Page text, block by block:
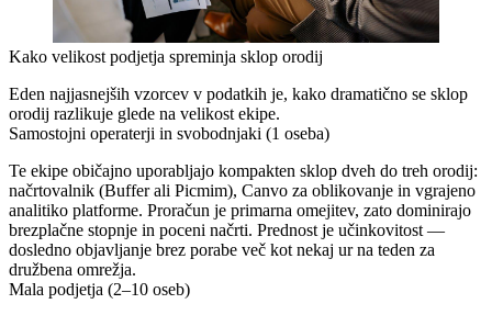
Kako velikost podjetja spreminja sklop orodij
Eden najjasnejših vzorcev v podatkih je, kako dramatično se sklop
orodij razlikuje glede na velikost ekipe.
Samostojni operaterji in svobodnjaki (1 oseba)
Te ekipe običajno uporabljajo kompakten sklop dveh do treh orodij:
načrtovalnik (Buffer ali Picmim), Canvo za oblikovanje in vgrajeno
analitiko platforme. Proračun je primarna omejitev, zato dominirajo
brezplačne stopnje in poceni načrti. Prednost je učinkovitost —
dosledno objavljanje brez porabe več kot nekaj ur na teden za
družbena omrežja.
Mala podjetja (2–10 oseb)